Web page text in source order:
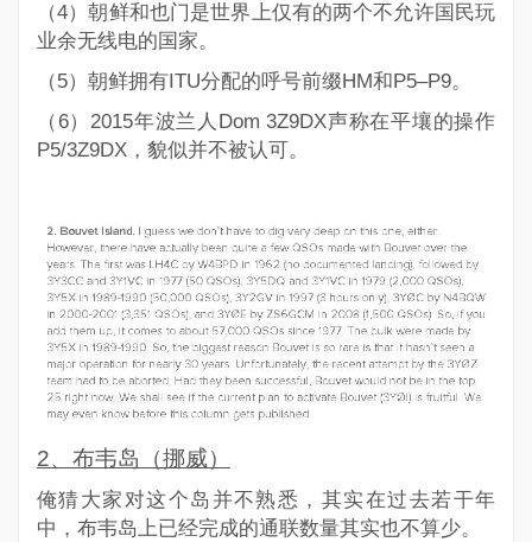
（4）朝鲜和也门 是世界上仅有的两个不允许国民玩
业余无线电的国家。
（5）朝鲜拥有ITU分配的呼号前缀 HM和 P5–P9。
（6）2015年波兰人Dom 3Z9DX声称在平壤的操作
P5/3Z9DX，貌似并不被认可。
2、布韦岛（挪威）
俺猜大家对这个岛并不熟悉，其实在过去若干年
中，布韦岛上已经完成的通联数量其实也不算少。